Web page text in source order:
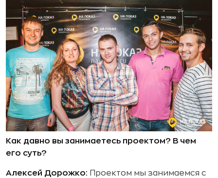
Как давно вы занимаетесь проектом? В чем
его суть?
Алексей Дорожко: Проектом мы занимаемся с